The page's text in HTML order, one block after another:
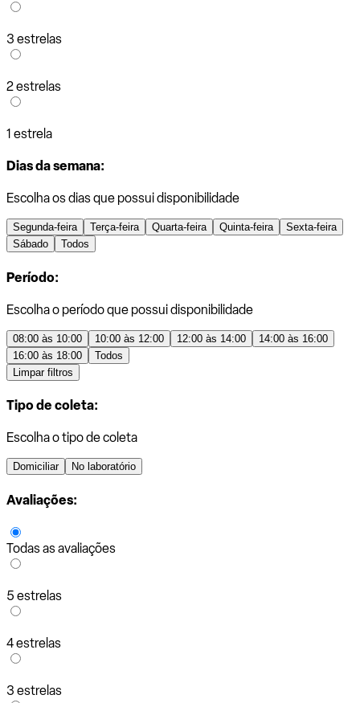
3 estrelas
2 estrelas
1 estrela
Dias da semana:
Escolha os dias que possui disponibilidade
Segunda-feira Terça-feira Quarta-feira Quinta-feira
Sexta-feira
Sábado
Todos
Período:
Escolha o período que possui disponibilidade
08:00 às 10:00 10:00 às 12:00 12:00 às 14:00
14:00 às 16:00
16:00 às 18:00
Todos
Limpar filtros
Tipo de coleta:
Escolha o tipo de coleta
Domiciliar No laboratório
Avaliações:
Todas as avaliações
5 estrelas
4 estrelas
3 estrelas